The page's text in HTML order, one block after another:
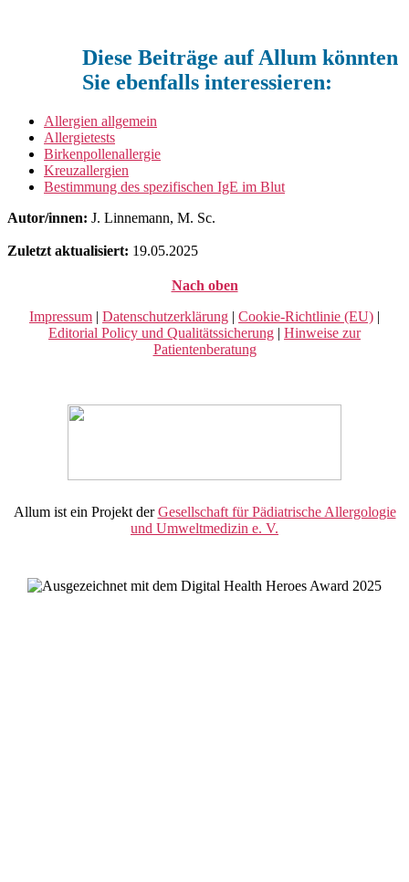
Diese Beiträge auf Allum könnten
Sie ebenfalls interessieren:
Allergien allgemein
Allergietests
Birkenpollenallergie
Kreuzallergien
Bestimmung des spezifischen IgE im Blut
Autor/innen: J. Linnemann, M. Sc.
Zuletzt aktualisiert: 19.05.2025
Nach oben
Impressum | Datenschutzerklärung | Cookie-Richtlinie (EU) |
Editorial Policy und Qualitätssicherung | Hinweise zur
Patientenberatung
Allum ist ein Projekt derGesellschaft für Pädiatrische Allergologie
und Umweltmedizin e. V.